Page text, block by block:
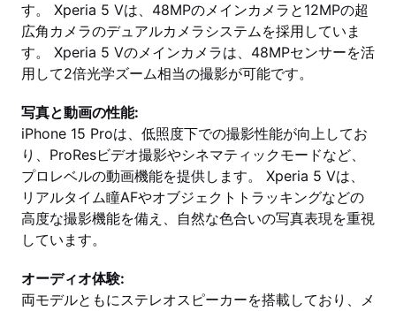
す。 Xperia 5 Vは、48MPのメインカメラと12MPの超
広角カメラのデュアルカメラシステムを採用していま
す。 Xperia 5 Vのメインカメラは、48MPセンサーを活
用して2倍光学ズーム相当の撮影が可能です。
写真と動画の性能:
iPhone 15 Proは、低照度下での撮影性能が向上してお
り、ProResビデオ撮影やシネマティックモードなど、
プロレベルの動画機能を提供します。 Xperia 5 Vは、
リアルタイム瞳AFやオブジェクトトラッキングなどの
高度な撮影機能を備え、自然な色合いの写真表現を重視
しています。
オーディオ体験:
両モデルともにステレオスピーカーを搭載しており、メ